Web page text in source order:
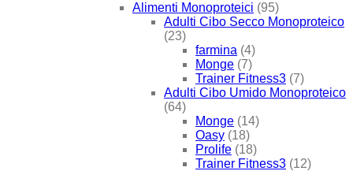
Alimenti Monoproteici (95)
Adulti Cibo Secco Monoproteico
(23)
farmina (4)
Monge (7)
Trainer Fitness3 (7)
Adulti Cibo Umido Monoproteico
(64)
Monge (14)
Oasy (18)
Prolife (18)
Trainer Fitness3 (12)